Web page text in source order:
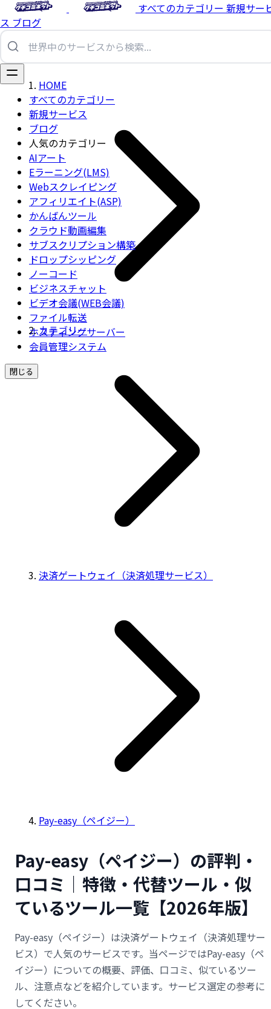
すべてのカテゴリー 新規サー
ス ブログ
すべてのカテゴリー
新規サービス
ブログ
人気のカテゴリー
AIアート
Eラーニング(LMS)
Webスクレイピング
アフィリエイト(ASP)
かんばんツール
クラウド動画編集
サブスクリプション構築
ドロップシッピング
ノーコード
ビジネスチャット
ビデオ会議(WEB会議)
ファイル転送
ホスティングサーバー
会員管理システム
閉じる
HOME
カテゴリー
決済ゲートウェイ（決済処理サービス）
Pay-easy（ペイジー）
Pay-easy（ペイジー）の評判・
口コミ｜特徴・代替ツール・似
ているツール一覧【2026年版】
Pay-easy（ペイジー）は決済ゲートウェイ（決済処理サー
ビス）で人気のサービスです。当ページではPay-easy（ペ
イジー）についての概要、評価、口コミ、似ているツー
ル、注意点などを紹介しています。サービス選定の参考に
してください。